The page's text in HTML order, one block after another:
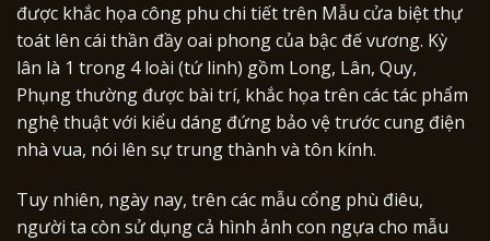
được khắc họa công phu chi tiết trên Mẫu cửa biệt thự
toát lên cái thần đầy oai phong của bậc đế vương. Kỳ
lân là 1 trong 4 loài (tứ linh) gồm Long, Lân, Quy,
Phụng thường được bài trí, khắc họa trên các tác phẩm
nghệ thuật với kiểu dáng đứng bảo vệ trước cung điện
nhà vua, nói lên sự trung thành và tôn kính.
Tuy nhiên, ngày nay, trên các mẫu cổng phù điêu,
người ta còn sử dụng cả hình ảnh con ngựa cho mẫu